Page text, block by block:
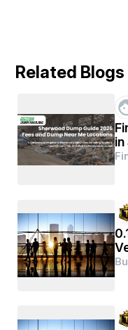
ରାମ ଦୂତ ଅତୁଲିତ ବଲ
ଅଞ୍ଜନିପୁତ୍ର ପୱନସୁତ
ମହାବୀର ବିକ୍ରମ
କଞ୍ଚନ ବରନ ବିରାଜ
କାନନ କୁଣ୍ଡଲ କୁଞ୍ଚିତ
ହାଥ ବଜ୍ର ଔ ଧ୍ବଜା
କାଁଧେ ମୁଂଜ ଜନେୟୁ
Related Blogs